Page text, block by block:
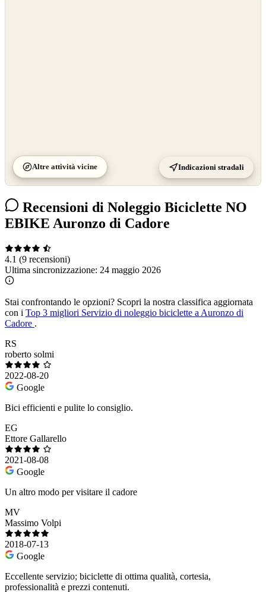
Altre attività vicine Indicazioni stradali
Recensioni di Noleggio Biciclette NO
EBIKE Auronzo di Cadore
4.1 (9 recensioni)
Ultima sincronizzazione: 24 maggio 2026
Stai confrontando le opzioni? Scopri la nostra classifica aggiornata
con i Top 3 migliori Servizio di noleggio biciclette a Auronzo di
Cadore .
RS
roberto solmi
2022-08-20
Google
Bici efficienti e pulite lo consiglio.
EG
Ettore Gallarello
2021-08-08
Google
Un altro modo per visitare il cadore
MV
Massimo Volpi
2018-07-13
Google
Eccellente servizio; biciclette di ottima qualità, cortesia,
professionalità e prezzi contenuti.